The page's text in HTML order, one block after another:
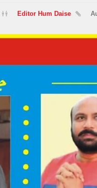
Editor Hum Daise